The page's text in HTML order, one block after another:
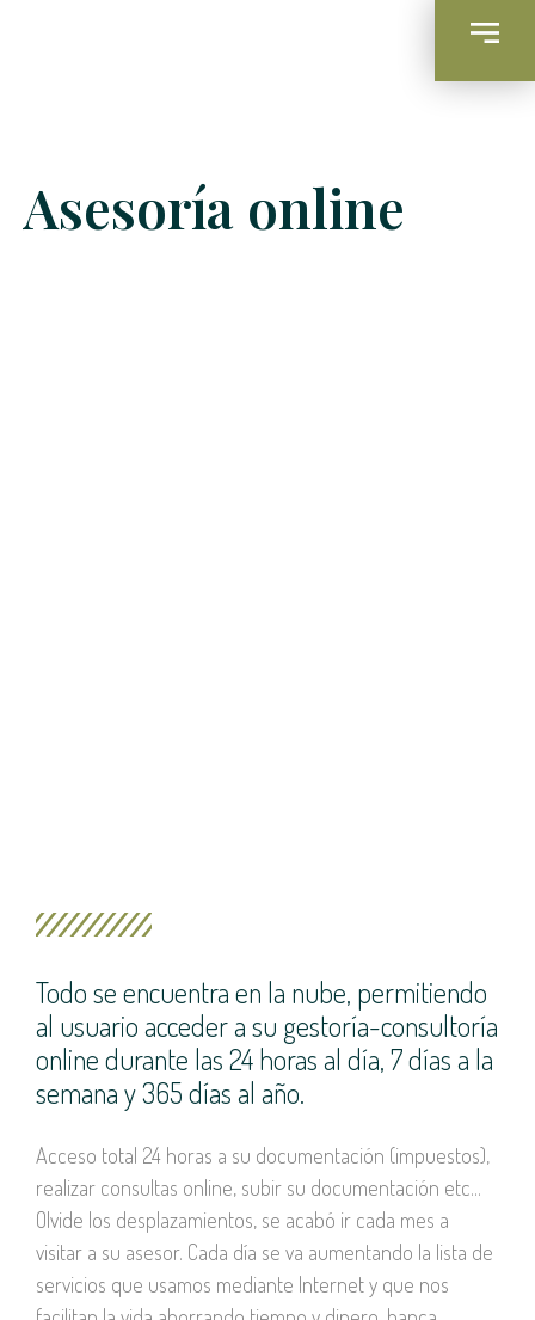
Asesoría online
Todo se encuentra en la nube, permitiendo
al usuario acceder a su gestoría-consultoría
online durante las 24 horas al día, 7 días a la
semana y 365 días al año.
Acceso total 24 horas a su documentación (impuestos),
realizar consultas online, subir su documentación etc...
Olvide los desplazamientos, se acabó ir cada mes a
visitar a su asesor. Cada día se va aumentando la lista de
servicios que usamos mediante Internet y que nos